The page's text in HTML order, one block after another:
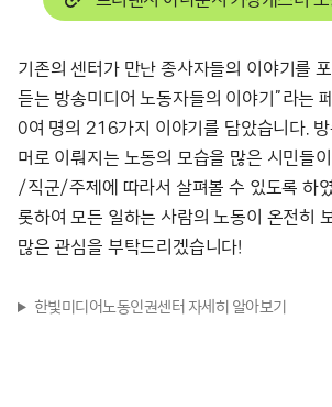
기존의 센터가 만난 종사자들의 이야기를
듣는 방송미디어 노동자들의 이야기”라는
0여 명의 216가지 이야기를 담았습니다.
머로 이뤄지는 노동의 모습을 많은 시민들
/직군/주제에 따라서 살펴볼 수 있도록 하
롯하여 모든 일하는 사람의 노동이 온전히
많은 관심을 부탁드리겠습니다!
한빛미디어노동인권센터 자세히 알아보기